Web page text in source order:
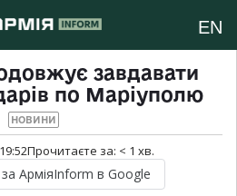
EN
завдавати
по Маріуполю
НОВИНИ
Прочитаєте за: < 1 хв.
за АрміяInform в Google